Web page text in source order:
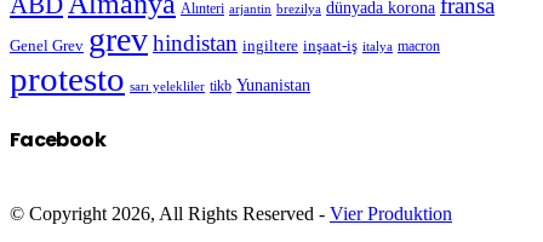
Alınteri arjantin brezilya dünyada korona fransa
Genel Grev grevhindistan ingiltere inşaat-iş italya macron
protesto sarı yelekliler tikb Yunanistan
Facebook
© Copyright 2026, All Rights Reserved - Vier Produktion